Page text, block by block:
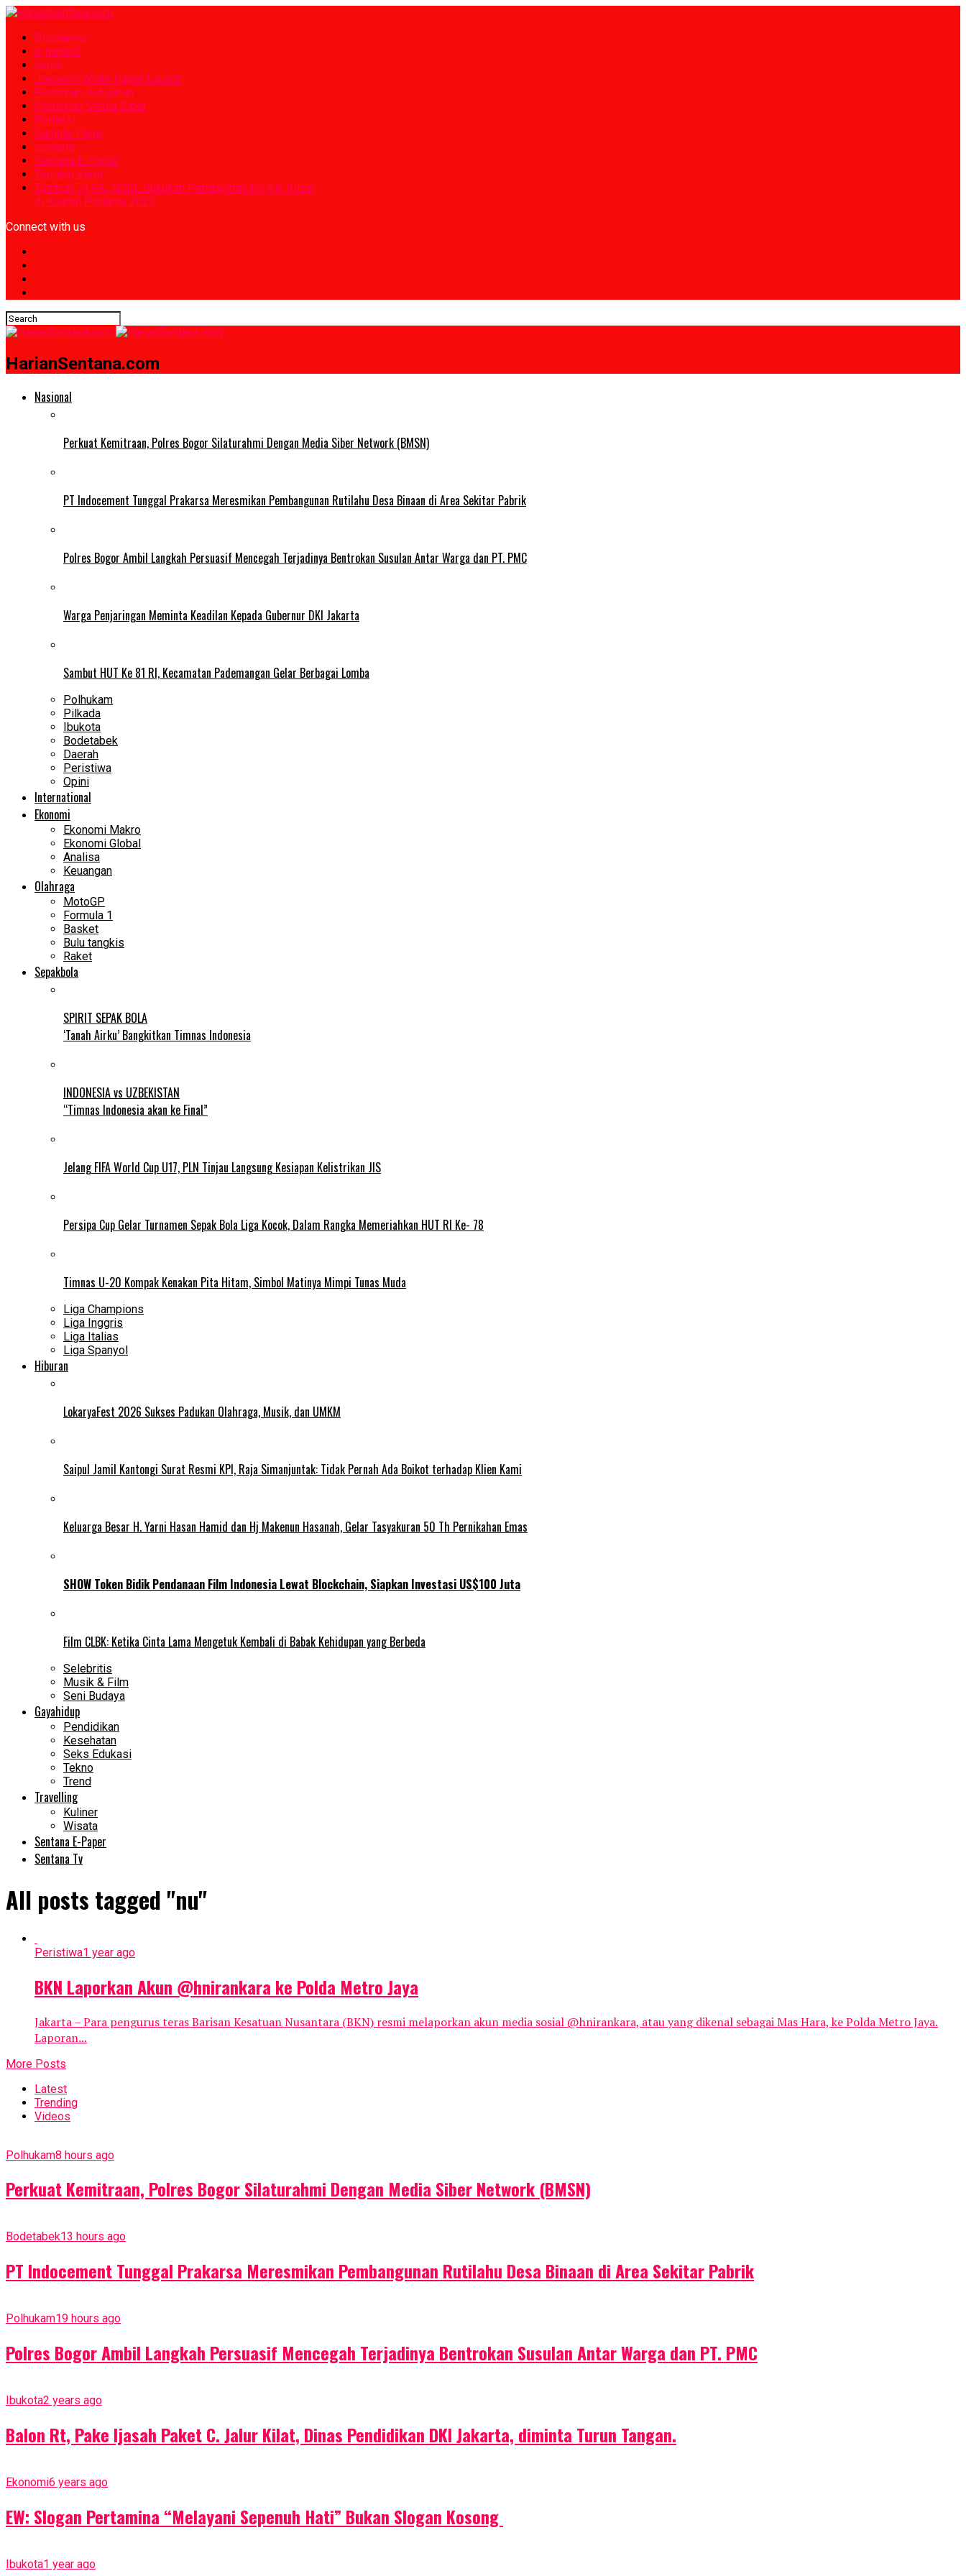
Disclaimer
e-paper2
home
Jokowi’s White Paper Launch
Pedoman Kebijakan
Pedoman Media Siber
Redaksi
Sample Page
sentana
Sentana E-Paper
Tentang Kami
Tumbuh 74,6%, NCKL Bukukan Pendapatan Rp 4,8 Triliun
di Kuartal Pertama 2023
Connect with us
HarianSentana.com
Nasional
Perkuat Kemitraan, Polres Bogor Silaturahmi Dengan Media Siber Network (BMSN)
PT Indocement Tunggal Prakarsa Meresmikan Pembangunan Rutilahu Desa Binaan di Area Sekitar Pabrik
Polres Bogor Ambil Langkah Persuasif Mencegah Terjadinya Bentrokan Susulan Antar Warga dan PT. PMC
Warga Penjaringan Meminta Keadilan Kepada Gubernur DKI Jakarta
Sambut HUT Ke 81 RI, Kecamatan Pademangan Gelar Berbagai Lomba
Polhukam
Pilkada
Ibukota
Bodetabek
Daerah
Peristiwa
Opini
International
Ekonomi
Ekonomi Makro
Ekonomi Global
Analisa
Keuangan
Olahraga
MotoGP
Formula 1
Basket
Bulu tangkis
Raket
Sepakbola
SPIRIT SEPAK BOLA
‘Tanah Airku’ Bangkitkan Timnas Indonesia
INDONESIA vs UZBEKISTAN
“Timnas Indonesia akan ke Final”
Jelang FIFA World Cup U17, PLN Tinjau Langsung Kesiapan Kelistrikan JIS
Persipa Cup Gelar Turnamen Sepak Bola Liga Kocok, Dalam Rangka Memeriahkan HUT RI Ke- 78
Timnas U-20 Kompak Kenakan Pita Hitam, Simbol Matinya Mimpi Tunas Muda
Liga Champions
Liga Inggris
Liga Italias
Liga Spanyol
Hiburan
LokaryaFest 2026 Sukses Padukan Olahraga, Musik, dan UMKM
Saipul Jamil Kantongi Surat Resmi KPI, Raja Simanjuntak: Tidak Pernah Ada Boikot terhadap Klien Kami
Keluarga Besar H. Yarni Hasan Hamid dan Hj Makenun Hasanah, Gelar Tasyakuran 50 Th Pernikahan Emas
SHOW Token Bidik Pendanaan Film Indonesia Lewat Blockchain, Siapkan Investasi US$100 Juta
Film CLBK: Ketika Cinta Lama Mengetuk Kembali di Babak Kehidupan yang Berbeda
Selebritis
Musik & Film
Seni Budaya
Gayahidup
Pendidikan
Kesehatan
Seks Edukasi
Tekno
Trend
Travelling
Kuliner
Wisata
Sentana E-Paper
Sentana Tv
All posts tagged "nu"
Peristiwa1 year ago
BKN Laporkan Akun @hnirankara ke Polda Metro Jaya
Jakarta – Para pengurus teras Barisan Kesatuan Nusantara (BKN) resmi melaporkan akun media sosial @hnirankara, atau yang dikenal sebagai Mas Hara, ke Polda Metro Jaya.
Laporan...
More Posts
Latest
Trending
Videos
Polhukam8 hours ago
Perkuat Kemitraan, Polres Bogor Silaturahmi Dengan Media Siber Network (BMSN)
Bodetabek13 hours ago
PT Indocement Tunggal Prakarsa Meresmikan Pembangunan Rutilahu Desa Binaan di Area Sekitar Pabrik
Polhukam19 hours ago
Polres Bogor Ambil Langkah Persuasif Mencegah Terjadinya Bentrokan Susulan Antar Warga dan PT. PMC
Ibukota2 years ago
Balon Rt, Pake Ijasah Paket C. Jalur Kilat, Dinas Pendidikan DKI Jakarta, diminta Turun Tangan.
Ekonomi6 years ago
EW: Slogan Pertamina “Melayani Sepenuh Hati” Bukan Slogan Kosong
Ibukota1 year ago